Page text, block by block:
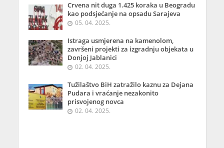
Crvena nit duga 1.425 koraka u Beogradu
kao podsjećanje na opsadu Sarajeva
05. 04. 2025.
Istraga usmjerena na kamenolom,
završeni projekti za izgradnju objekata u
Donjoj Jablanici
02. 04. 2025.
Tužilaštvo BiH zatražilo kaznu za Dejana
Pudara i vraćanje nezakonito
prisvojenog novca
02. 04. 2025.